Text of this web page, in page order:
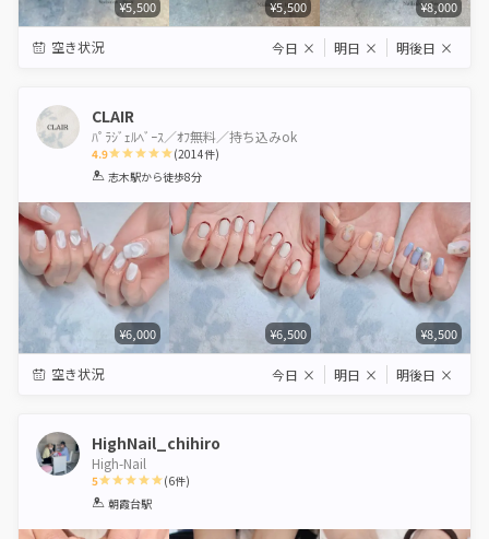
¥5,500 ¥5,500 ¥8,000
空き状況 今日 × 明日 × 明後日 ×
CLAIR
ﾊﾟﾗｼﾞｪﾙﾍﾞｰｽ／ｵﾌ無料／持ち込みok
4.9
1 2 3 4 5
(2014件)
志木駅から徒歩8分
¥6,000 ¥6,500 ¥8,500
空き状況 今日 × 明日 × 明後日 ×
HighNail_chihiro
High-Nail
5
1 2 3 4 5
(6件)
朝霞台駅